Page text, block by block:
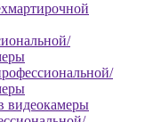
видеокамеры